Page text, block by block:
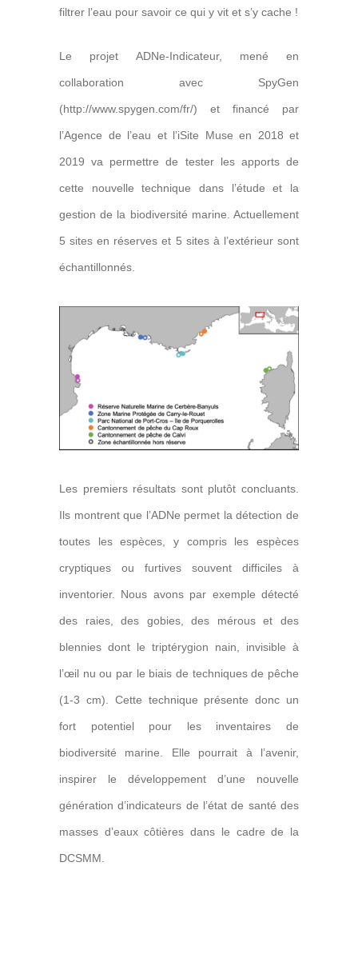
filtrer l’eau pour savoir ce qui y vit et s’y cache !
Le projet ADNe-Indicateur, mené en
collaboration avec SpyGen
(http://www.spygen.com/fr/) et financé par
l’Agence de l’eau et l’iSite Muse en 2018 et
2019 va permettre de tester les apports de
cette nouvelle technique dans l’étude et la
gestion de la biodiversité marine. Actuellement
5 sites en réserves et 5 sites à l’extérieur sont
échantillonnés.
Les premiers résultats sont plutôt concluants.
Ils montrent que l’ADNe permet la détection de
toutes les espèces, y compris les espèces
cryptiques ou furtives souvent difficiles à
inventorier. Nous avons par exemple détecté
des raies, des gobies, des mérous et des
blennies dont le triptérygion nain, invisible à
l’œil nu ou par le biais de techniques de pêche
(1-3 cm). Cette technique présente donc un
fort potentiel pour les inventaires de
biodiversité marine. Elle pourrait à l’avenir,
inspirer le développement d’une nouvelle
génération d’indicateurs de l’état de santé des
masses d’eaux côtières dans le cadre de la
DCSMM.